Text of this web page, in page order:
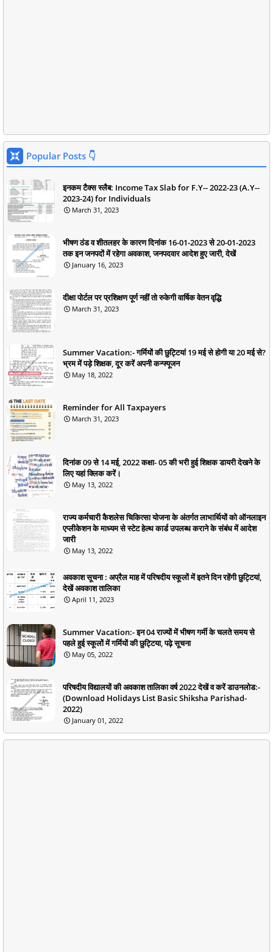
Popular Posts 👇
इनकम टैक्स स्लैब: Income Tax Slab for F.Y-- 2022-23 (A.Y--
2023-24) for Individuals
March 31, 2023
भीषण ठंड व शीतलहर के कारण दिनांक 16-01-2023 से 20-01-2023
तक इन जनपदों में रहेगा अवकाश, जनपदवार आदेश हुए जारी, देखें
January 16, 2023
दीक्षा पोर्टल पर प्रशिक्षण पूर्ण नहीं तो रुकेगी वार्षिक वेतन वृद्धि
March 31, 2023
Summer Vacation:- गर्मियों की छुट्टियां 19 मई से होगी या 20 मई से?
भ्रम में पड़े शिक्षक, दूर करें अपनी कन्फ्यूजन
May 18, 2022
Reminder for All Taxpayers
March 31, 2023
दिनांक 09 से 14 मई, 2022 कक्षा- 05 की भरी हुई शिक्षक डायरी देखने के
लिए यहां क्लिक करें।
May 13, 2022
राज्य कर्मचारी कैशलेस चिकित्सा योजना के अंतर्गत लाभार्थियों को ऑनलाइन
एप्लीकेशन के माध्यम से स्टेट हेल्थ कार्ड उपलब्ध कराने के संबंध में आदेश
जारी
May 13, 2022
अवकाश सूचना : अप्रैल माह में परिषदीय स्कूलों में इतने दिन रहेंगी छुट्टियां,
देखें अवकाश तालिका
April 11, 2023
Summer Vacation:- इन 04 राज्यों में भीषण गर्मी के चलते समय से
पहले हुई स्कूलों में गर्मियों की छुट्टिया, पढ़े सूचना
May 05, 2022
परिषदीय विद्यालयों की अवकाश तालिका वर्ष 2022 देखें व करें डाउनलोड:-
(Download Holidays List Basic Shiksha Parishad-
2022)
January 01, 2022